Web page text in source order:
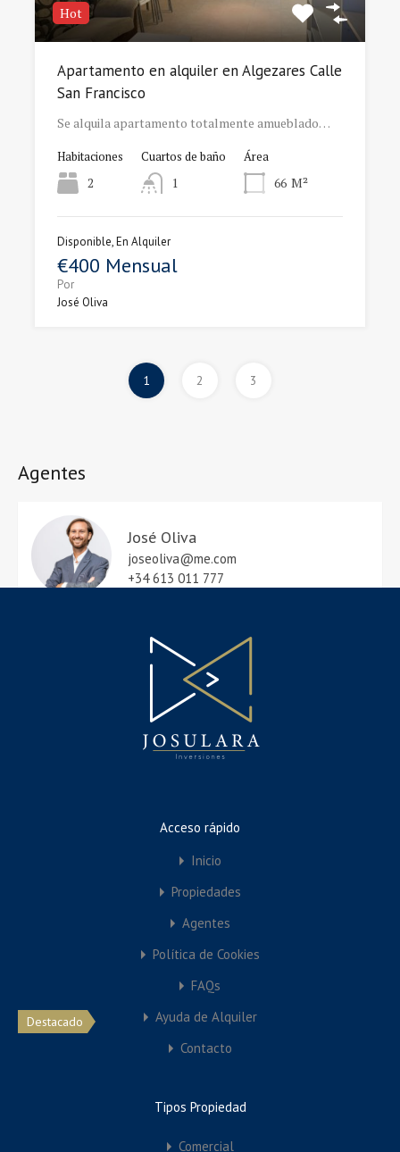
Hot
Apartamento en alquiler en Algezares Calle
San Francisco
Se alquila apartamento totalmente amueblado…
Habitaciones
2
Cuartos de baño
1
Área
66 M²
Disponible, En Alquiler
€400 Mensual
Por
José Oliva
1 2 3
Agentes
José Oliva
joseoliva@me.com
+34 613 011 777
Edificio de Departamentos
Featured Properties
Destacado
Acceso rápido
Inicio
Propiedades
Agentes
Política de Cookies
FAQs
Ayuda de Alquiler
Contacto
Tipos Propiedad
Comercial